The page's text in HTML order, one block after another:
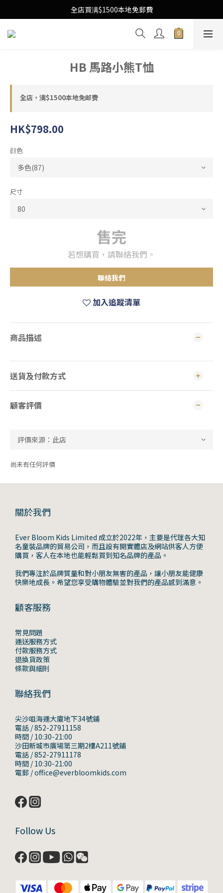
Free Local Shipping Upon $1500 purchase
全店買满$1500本地免郵費
Free Local Shipping Upon $1500 purchase
HB 馬路小熊T恤
全店，满$1500本地免邮费
HK$798.00
顔色
尺寸
售完
若想購買，請聯絡我們。
聯絡我們
加入追蹤清單
商品描述
送貨及付款方式
顧客評價
尚未有任何評價
關於我們
Ever Bloom Kids Limited 成立於2022年，主要是代理各大知
名童裝品牌的貿易公司，而且設有開實體店及網站供客人方便
購買，客人在本地也能輕鬆買到知名品牌的產品。
我們專注於品牌質量和對小朋友無害的產品，讓小朋友能健康
快樂地成長。希望您享受購物體驗並對我們的產品感到滿意。
顧客服務
常見問題
運送服務方式
付款服務方式
退換貨政策
條款與細則
聯絡我們
尖沙咀海運大廈地下34號鋪
電話 / 852-27911158
時間 / 10:30-21:00
沙田新城市廣場第三期2樓A211號鋪
電話 / 852-27911178
時間 / 10:30-21:00
電郵 / office@everbloomkids.com
Follow Us